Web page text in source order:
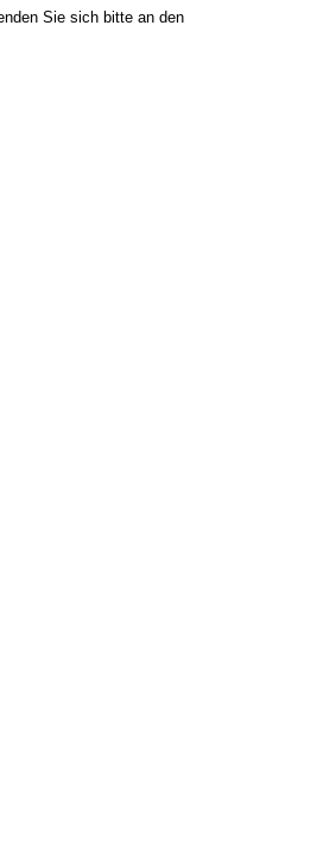
Sie sich bitte an den